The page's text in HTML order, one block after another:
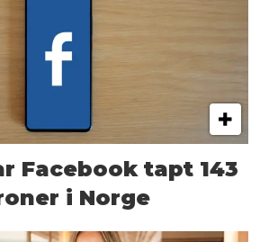
Facebook tapt 143
i Norge